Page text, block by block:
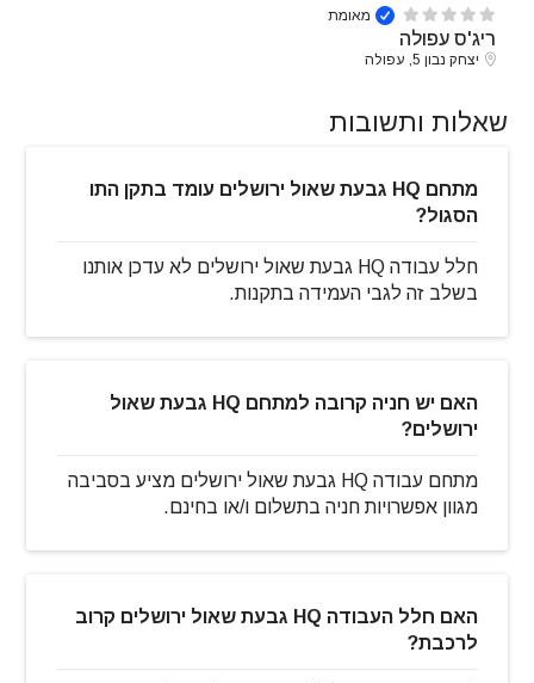
מאומת
ריג'ס עפולה
יצחק נבון 5, עפולה
שאלות ותשובות
מתחם HQ גבעת שאול ירושלים עומד בתקן התו
הסגול?
חלל עבודה HQ גבעת שאול ירושלים לא עדכן אותנו
בשלב זה לגבי העמידה בתקנות.
האם יש חניה קרובה למתחם HQ גבעת שאול
ירושלים?
מתחם עבודה HQ גבעת שאול ירושלים מציע בסביבה
מגוון אפשרויות חניה בתשלום ו/או בחינם.
האם חלל העבודה HQ גבעת שאול ירושלים קרוב
לרכבת?